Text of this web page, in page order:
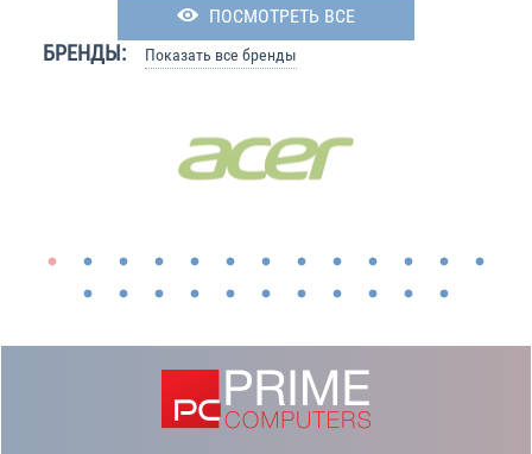
ПОСМОТРЕТЬ ВСЕ
БРЕНДЫ: Показать все бренды